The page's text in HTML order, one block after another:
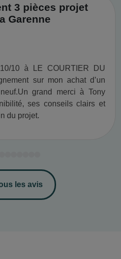
3 pièces projet
Garenne
10 à LE COURTIER DU
sur mon achat d’un
Un grand merci à Tony
ses conseils clairs et
du projet.​
les avis